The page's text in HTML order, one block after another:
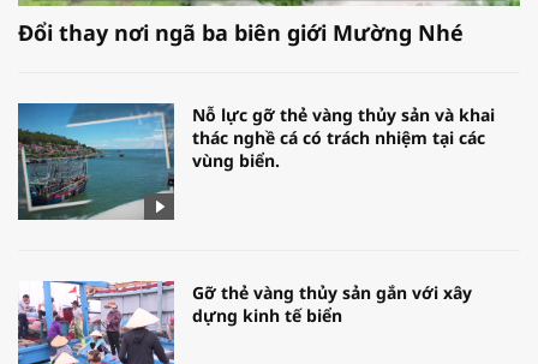
Đổi thay nơi ngã ba biên giới Mường Nhé
Nỗ lực gỡ thẻ vàng thủy sản và khai
thác nghề cá có trách nhiệm tại các
vùng biển.
Gỡ thẻ vàng thủy sản gắn với xây
dựng kinh tế biển